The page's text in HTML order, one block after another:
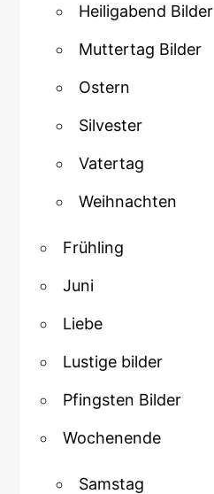
Heiligabend Bilder
Muttertag Bilder
Ostern
Silvester
Vatertag
Weihnachten
Frühling
Juni
Liebe
Lustige bilder
Pfingsten Bilder
Wochenende
Samstag